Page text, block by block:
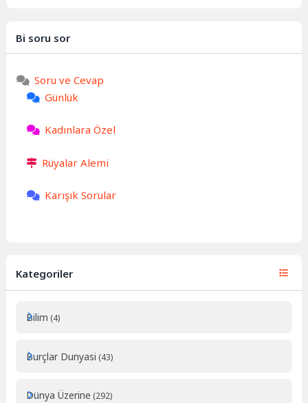
Bi soru sor
Soru ve Cevap
Günlük
Kadınlara Özel
Rüyalar Alemi
Karışık Sorular
Kategoriler
Bilim (4)
Burçlar Dunyasi (43)
Dünya Üzerine (292)